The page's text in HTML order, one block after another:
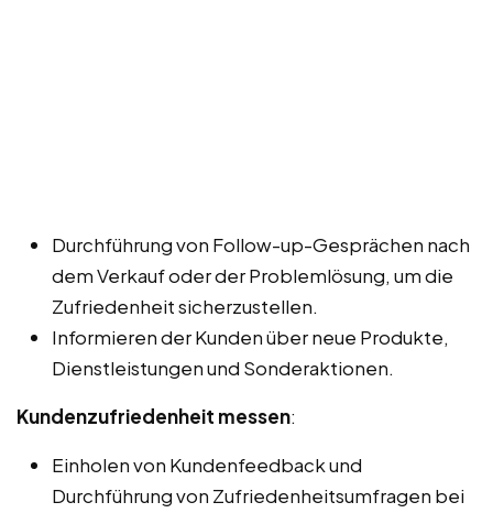
Durchführung von Follow-up-Gesprächen nach
dem Verkauf oder der Problemlösung, um die
Zufriedenheit sicherzustellen.
Informieren der Kunden über neue Produkte,
Dienstleistungen und Sonderaktionen.
Kundenzufriedenheit messen:
Einholen von Kundenfeedback und
Durchführung von Zufriedenheitsumfragen bei